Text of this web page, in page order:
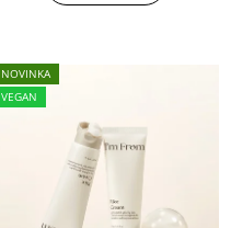
NOVINKA
VEGAN